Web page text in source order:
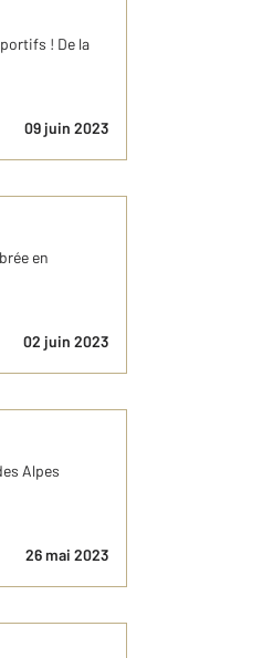
! De la
09 juin 2023
en
02 juin 2023
Alpes
26 mai 2023